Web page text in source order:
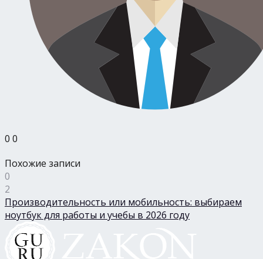
0 0
Похожие записи
0
2
Производительность или мобильность: выбираем
ноутбук для работы и учебы в 2026 году